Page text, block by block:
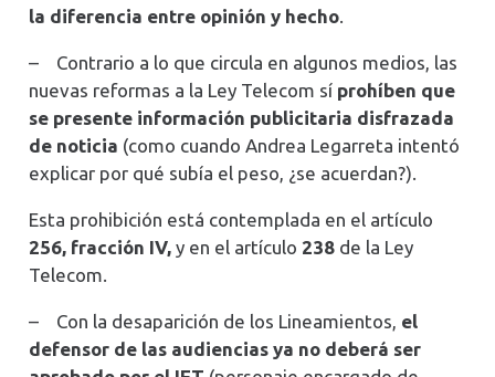
la diferencia entre opinión y hecho.
–
Contrario a lo que circula en algunos medios, las
nuevas reformas a la Ley Telecom sí prohíben que
se presente información publicitaria disfrazada
de noticia (como cuando Andrea Legarreta intentó
explicar por qué subía el peso, ¿se acuerdan?).
Esta prohibición está contemplada en el artículo
256, fracción IV, y en el artículo 238de la Ley
Telecom.
– Con la desaparición de los Lineamientos, el
defensor de las audiencias ya no deberá ser